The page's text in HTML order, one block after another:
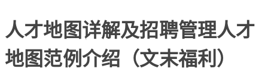
人才地图详解及招聘管理人才
地图范例介绍（文末福利）